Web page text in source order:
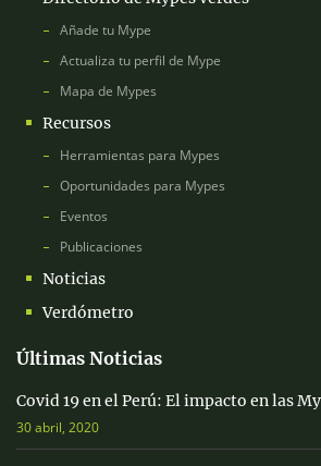
Añade tu Mype
Actualiza tu perfil de Mype
Mapa de Mypes
Recursos
Herramientas para Mypes
Oportunidades para Mypes
Eventos
Publicaciones
Noticias
Verdómetro
Últimas Noticias
Covid 19 en el Perú: El impacto en las
30 abril, 2020